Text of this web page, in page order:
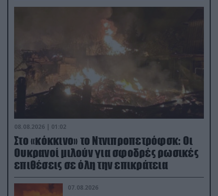
08.08.2026 | 01:02
Στο «κόκκινο» το Ντνιπροπετρόφσκ: Οι
Ουκρανοί μιλούν για σφοδρές ρωσικές
επιθέσεις σε όλη την επικράτεια
07.08.2026